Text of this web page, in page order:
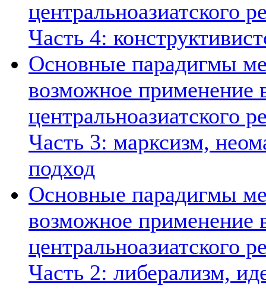
центральноазиатского
Часть 4:
Основные парадигмы
возможное применение
центральноазиатского
Часть 3: марксизм,
подход
Основные парадигмы
возможное применение
центральноазиатского
Часть 2: либерализм,